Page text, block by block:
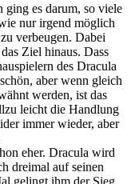
ging es darum, so viele
nur irgend möglich
verbeugen. Dabei
Ziel hinaus. Dass
des Dracula
aber wenn gleich
werden, ist das
leicht die Handlung
immer wieder, aber
eher. Dracula wird
dreimal auf seinen
gelingt ihm der Sieg.